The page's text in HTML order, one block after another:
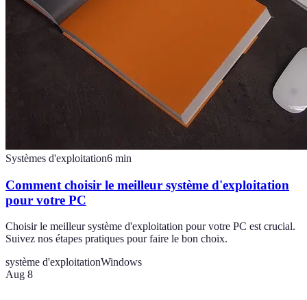
Systèmes d'exploitation6 min
Comment choisir le meilleur système d'exploitation
pour votre PC
Choisir le meilleur système d'exploitation pour votre PC est crucial.
Suivez nos étapes pratiques pour faire le bon choix.
système d'exploitationWindows
Aug 8